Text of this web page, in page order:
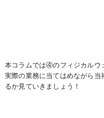
本コラムでは④のフィジカルウ
実際の業務に当てはめながら
るか見ていきましょう！